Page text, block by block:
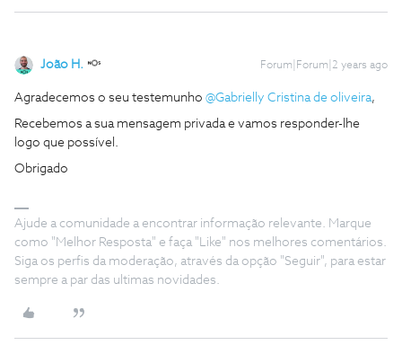
João H. Forum|Forum|2 years ago
Agradecemos o seu testemunho @Gabrielly Cristina de oliveira,
Recebemos a sua mensagem privada e vamos responder-lhe
logo que possível.
Obrigado
Ajude a comunidade a encontrar informação relevante. Marque
como "Melhor Resposta" e faça "Like" nos melhores comentários.
Siga os perfis da moderação, através da opção "Seguir", para estar
sempre a par das ultimas novidades.